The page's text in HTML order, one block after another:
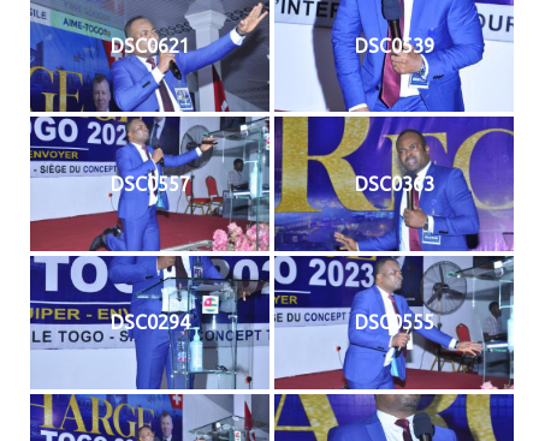
DSC0621 DSC0539
DSC0557 DSC0363
DSC0294 DSC0555